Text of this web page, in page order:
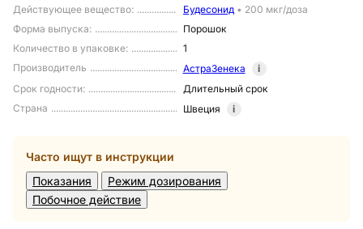
Действующее вещество: Будесонид• 200 мкг/доза
Форма выпуска:
Порошок
Количество в упаковке:
1
Производитель
АстраЗенека
i
Срок годности:
Длительный срок
Страна
Швеция i
Часто ищут в инструкции
Показания
Режим дозирования
Побочное действие